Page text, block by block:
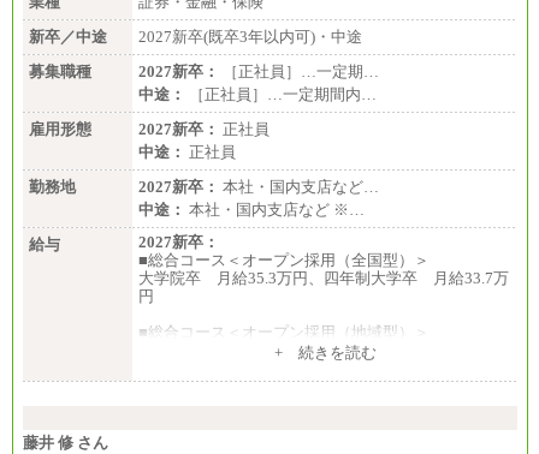
新卒／中途
2027新卒(既卒3年以内可)・中途
募集職種
2027新卒：
［正社員］…一定期…
中途：
［正社員］…一定期間内…
雇用形態
2027新卒： 正社員
中途： 正社員
勤務地
2027新卒： 本社・国内支店など…
中途： 本社・国内支店など ※…
給与
2027新卒：
■総合コース＜オープン採用（全国型）＞
大学院卒 月給35.3万円、四年制大学卒 月給33.7万
円
■総合コース＜オープン採用（地域型）＞
大学院卒 月給33.3万円、四年制大学卒 月給31.7万
+ 続きを読む
藤井 修 さん